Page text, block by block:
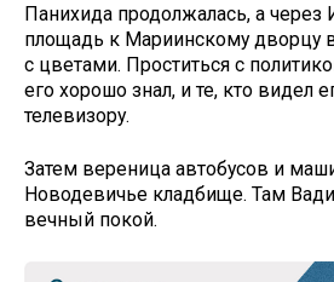
Панихида продолжалась, а через
площадь к Мариинскому дворцу
с цветами. Проститься с
его хорошо знал, и те, кто видел
телевизору.
Затем вереница автобусов и
Новодевичье кладбище. Там
вечный покой.